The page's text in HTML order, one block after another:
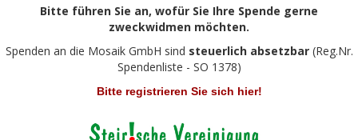
Bitte führen Sie an, wofür Sie Ihre Spende gerne
zweckwidmen möchten.
Spenden an die Mosaik GmbH sind steuerlich absetzbar(Reg.Nr.
Spendenliste - SO 1378)
Bitte registrieren Sie sich hier!